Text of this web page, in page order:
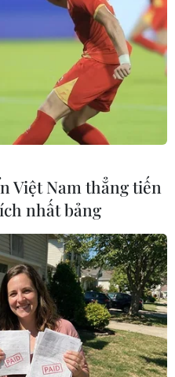
HAMAS
nhất 300 trẻ em thiệt
chưa chấp thuận
thảo luận giải giáp
giải giáp theo thỏa
Phản ứng quốc tế về lộ
Dải Gaza
Việt Nam thẳng tiến
nhất bảng